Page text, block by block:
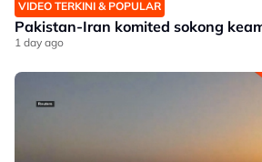
VIDEO TERKINI & POPULAR
Pakistan-Iran komited sokong
1 day ago